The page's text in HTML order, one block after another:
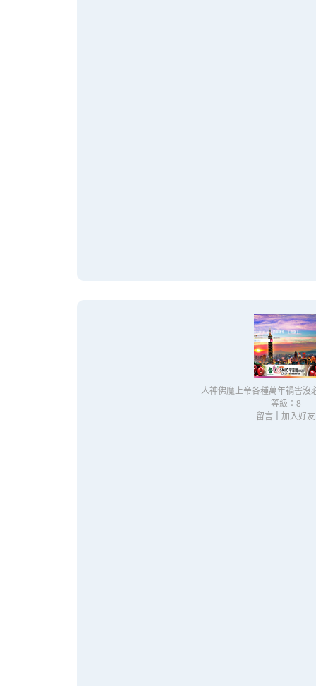
人神佛魔上帝各種萬年禍害沒
等級：8
留言
加入好友